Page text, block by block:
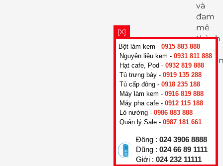
và
đam
mê
thành
công.
nhân
lực
của
công
được
đào
tạo
và
[X]
Bột làm kem - 0915 883 888
Nguyên liệu kem - 0931 811 888
Hạt cafe, Pod - 0932 819 888
Tủ trưng bày - 0919 135 288
Tủ cấp đông - 0918 235 188
Máy làm kem - 0916 819 888
Máy pha cafe - 0912 115 188
Lò nướng - 0986 883 888
Quản lý Sale - 0987 181 661
Đông : 024 3906 8888
Dũng : 024 66 89 1111
Giới : 024 232 11111